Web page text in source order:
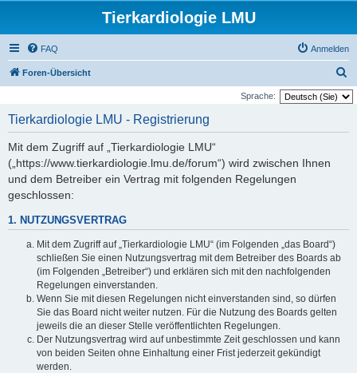
Tierkardiologie LMU
FAQ Anmelden
Foren-Übersicht
u
Sprache:
Tierkardiologie LMU - Registrierung
Mit dem Zugriff auf „Tierkardiologie LMU“
(„https://www.tierkardiologie.lmu.de/forum“) wird zwischen Ihnen
und dem Betreiber ein Vertrag mit folgenden Regelungen
geschlossen:
1. NUTZUNGSVERTRAG
Mit dem Zugriff auf „Tierkardiologie LMU“ (im Folgenden „das Board“)
schließen Sie einen Nutzungsvertrag mit dem Betreiber des Boards ab
(im Folgenden „Betreiber“) und erklären sich mit den nachfolgenden
Regelungen einverstanden.
Wenn Sie mit diesen Regelungen nicht einverstanden sind, so dürfen
Sie das Board nicht weiter nutzen. Für die Nutzung des Boards gelten
jeweils die an dieser Stelle veröffentlichten Regelungen.
Der Nutzungsvertrag wird auf unbestimmte Zeit geschlossen und kann
von beiden Seiten ohne Einhaltung einer Frist jederzeit gekündigt
werden.